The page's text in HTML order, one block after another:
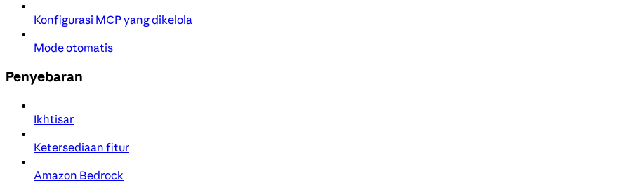
Konfigurasi MCP yang dikelola
Mode otomatis
Penyebaran
Ikhtisar
Ketersediaan fitur
Amazon Bedrock